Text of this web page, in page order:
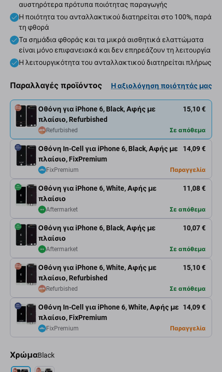
αυστηρότερα πρότυπα ποιότητας παραγωγής
Η ποιότητα του ανταλλακτικού διατηρείται στο 100%, παρά
τη φθορά
Τα σημάδια φθοράς και τα μικρά αισθητικά ελαττώματα
είναι μόνο επιφανειακά και δεν επηρεάζουν τη λειτουργία
Η λειτουργικότητα του ανταλλακτικού διατηρείται πλήρως
Παραλλαγές προϊόντος Η αξιολόγηση ποιότητάς μας
Οθόνη In-Cell για iPhone 6, Black, Αφής με
πλαίσιο, FixPremium
14,09 €
FixPremium Παραγγελία
Οθόνη για iPhone 6, Black, Αφής με
πλαίσιο, Refurbished
15,10 €
Refurbished Σε απόθεμα
Οθόνη για iPhone 6, White, Αφής με
πλαίσιο
11,08 €
Aftermarket Σε απόθεμα
Οθόνη για iPhone 6, Black, Αφής με
πλαίσιο
10,07 €
Aftermarket Σε απόθεμα
Οθόνη για iPhone 6, White, Αφής με
πλαίσιο, Refurbished
15,10 €
Refurbished Σε απόθεμα
Οθόνη In-Cell για iPhone 6, White, Αφής με
πλαίσιο, FixPremium
14,09 €
FixPremium Παραγγελία
ΧρώμαBlack